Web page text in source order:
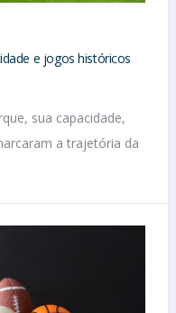
e jogos históricos
sua capacidade,
a trajetória da